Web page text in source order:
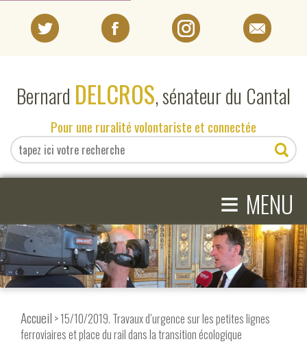
Bernard DELCROS, sénateur du Cantal
Pour une ruralité volontariste et connectée
≡ MENU
EN DIRECT DU SÉNAT
EN DIRECT DU CANTAL
COMPRENDRE LE SÉNAT
Accueil > 15/10/2019. Travaux d’urgence sur les petites lignes
ferroviaires et place du rail dans la transition écologique